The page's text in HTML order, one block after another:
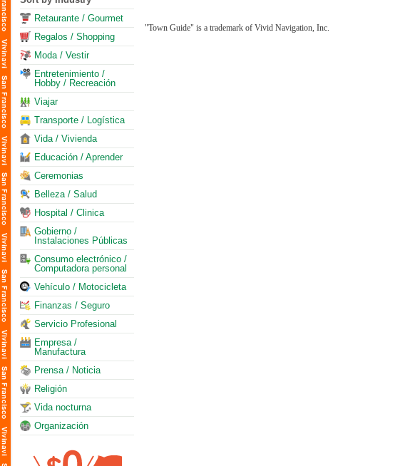
Retaurante / Gourmet
Regalos / Shopping
Moda / Vestir
Entretenimiento /
Hobby / Recreación
Viajar
Transporte / Logística
Vida / Vivienda
Educación / Aprender
Ceremonias
Belleza / Salud
Hospital / Clinica
Gobierno /
Instalaciones Públicas
Consumo electrónico /
Computadora personal
Vehículo / Motocicleta
Finanzas / Seguro
Servicio Profesional
Empresa /
Manufactura
Prensa / Noticia
Religión
Vida nocturna
Organización
"Town Guide" is a trademark of Vivid Navigation, Inc.